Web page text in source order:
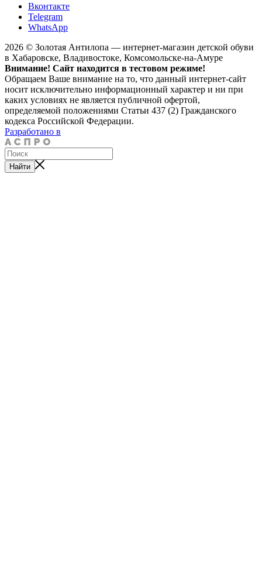
Вконтакте
Telegram
WhatsApp
2026 © Золотая Антилопа — интернет-магазин детской обуви
в Хабаровске, Владивостоке, Комсомольске-на-Амуре
Внимание! Сайт находится в тестовом режиме!
Обращаем Ваше внимание на то, что данный интернет-сайт
носит исключительно информационный характер и ни при
каких условиях не является публичной офертой,
определяемой положениями Статьи 437 (2) Гражданского
кодекса Российской Федерации.
Разработано в
Найти